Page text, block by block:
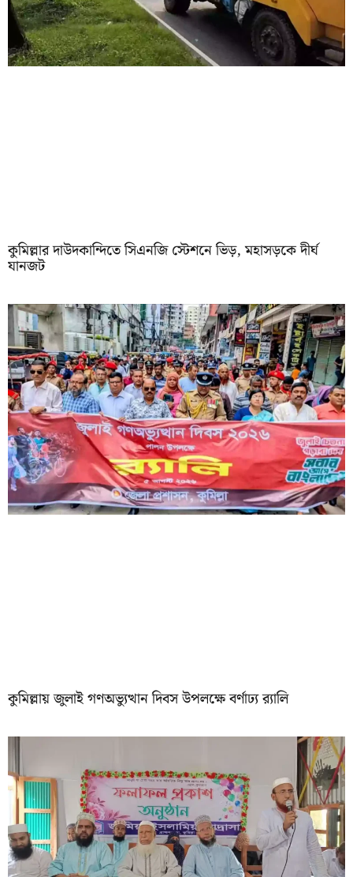
কুমিল্লার দাউদকান্দিতে সিএনজি স্টেশনে ভিড়, মহাসড়কে দীর্ঘ
যানজট
কুমিল্লায় জুলাই গণঅভ্যুত্থান দিবস উপলক্ষে বর্ণাঢ্য র‍্যালি